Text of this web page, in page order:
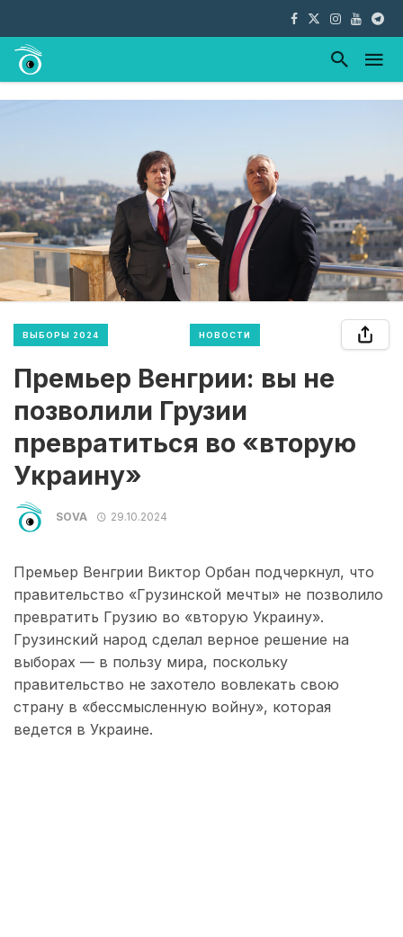
ВЫБОРЫ 2024 НОВОСТИ
Премьер Венгрии: вы не
позволили Грузии
превратиться во «вторую
Украину»
SOVA 29.10.2024
Премьер Венгрии Виктор Орбан подчеркнул, что
правительство «Грузинской мечты» не позволило
превратить Грузию во «вторую Украину».
Грузинский народ сделал верное решение на
выборах — в пользу мира, поскольку
правительство не захотело вовлекать свою
страну в «бессмысленную войну», которая
ведется в Украине.